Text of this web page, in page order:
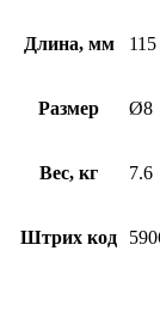
Длина, мм 115
Размер Ø8
Вес, кг 7.6
Штрих код